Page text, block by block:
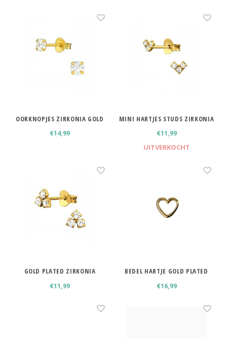
OORKNOPJES ZIRKONIA GOLD
€14,99
MINI HARTJES STUDS ZIRKONIA
€11,99
UITVERKOCHT
GOLD PLATED ZIRKONIA
€11,99
BEDEL HARTJE GOLD PLATED
€16,99